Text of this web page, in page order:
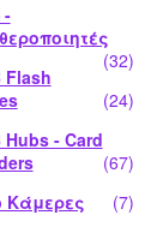
-
(32)
Flash
(24)
Hubs - Card
(67)
Κάμερες
(7)